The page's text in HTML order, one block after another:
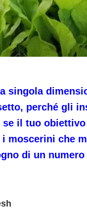
singola
perché gli
il tuo
moscerini che
di un